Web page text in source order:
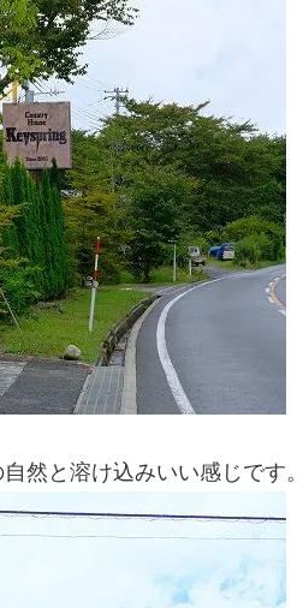
然と溶け込みいい感じです。